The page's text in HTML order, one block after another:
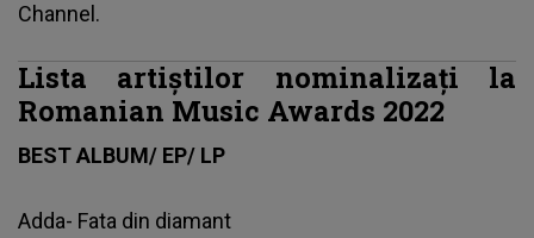
Channel.
Lista artiștilor nominalizați la
Romanian Music Awards 2022
BEST ALBUM/ EP/ LP
Adda- Fata din diamant